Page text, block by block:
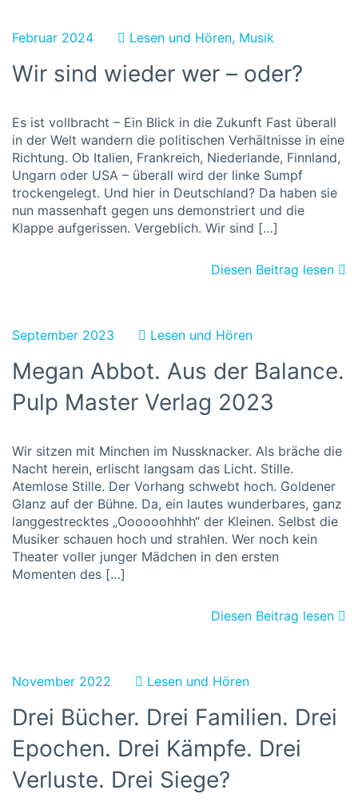
Februar 2024 Lesen und Hören, Musik
Wir sind wieder wer – oder?
Es ist vollbracht – Ein Blick in die Zukunft Fast überall
in der Welt wandern die politischen Verhältnisse in eine
Richtung. Ob Italien, Frankreich, Niederlande, Finnland,
Ungarn oder USA – überall wird der linke Sumpf
trockengelegt. Und hier in Deutschland? Da haben sie
nun massenhaft gegen uns demonstriert und die
Klappe aufgerissen. Vergeblich. Wir sind […]
Diesen Beitrag lesen
September 2023 Lesen und Hören
Megan Abbot. Aus der Balance.
Pulp Master Verlag 2023
Wir sitzen mit Minchen im Nussknacker. Als bräche die
Nacht herein, erlischt langsam das Licht. Stille.
Atemlose Stille. Der Vorhang schwebt hoch. Goldener
Glanz auf der Bühne. Da, ein lautes wunderbares, ganz
langgestrecktes „Oooooohhhh“ der Kleinen. Selbst die
Musiker schauen hoch und strahlen. Wer noch kein
Theater voller junger Mädchen in den ersten
Momenten des […]
Diesen Beitrag lesen
November 2022 Lesen und Hören
Drei Bücher. Drei Familien. Drei
Epochen. Drei Kämpfe. Drei
Verluste. Drei Siege?